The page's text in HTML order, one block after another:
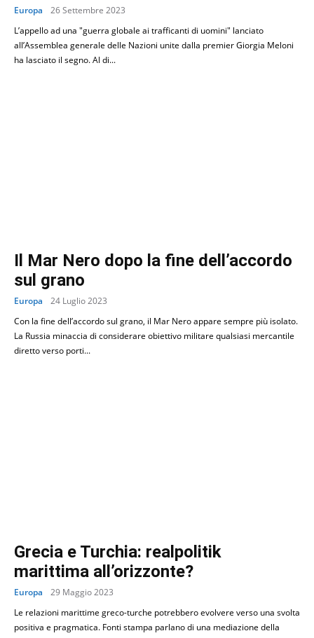
Europa
26 Settembre 2023
L’appello ad una "guerra globale ai trafficanti di uomini" lanciato
all’Assemblea generale delle Nazioni unite dalla premier Giorgia Meloni
ha lasciato il segno. Al di...
Il Mar Nero dopo la fine dell’accordo
sul grano
Europa
24 Luglio 2023
Con la fine dell’accordo sul grano, il Mar Nero appare sempre più isolato.
La Russia minaccia di considerare obiettivo militare qualsiasi mercantile
diretto verso porti...
Grecia e Turchia: realpolitik
marittima all’orizzonte?
Europa
29 Maggio 2023
Le relazioni marittime greco-turche potrebbero evolvere verso una svolta
positiva e pragmatica. Fonti stampa parlano di una mediazione della